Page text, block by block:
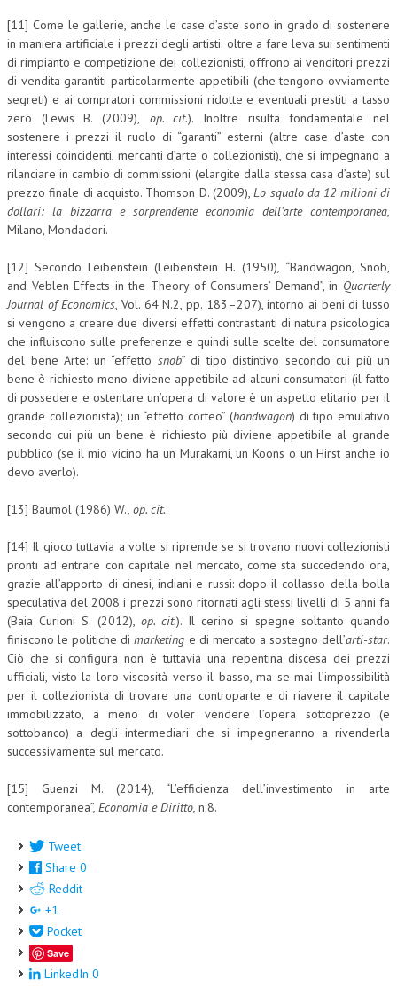
[11] Come le gallerie, anche le case d’aste sono in grado di sostenere
in maniera artificiale i prezzi degli artisti: oltre a fare leva sui sentimenti
di rimpianto e competizione dei collezionisti, offrono ai venditori prezzi
di vendita garantiti particolarmente appetibili (che tengono ovviamente
segreti) e ai compratori commissioni ridotte e eventuali prestiti a tasso
zero (Lewis B. (2009), op. cit.). Inoltre risulta fondamentale nel
sostenere i prezzi il ruolo di “garanti” esterni (altre case d’aste con
interessi coincidenti, mercanti d’arte o collezionisti), che si impegnano a
rilanciare in cambio di commissioni (elargite dalla stessa casa d’aste) sul
prezzo finale di acquisto. Thomson D. (2009),Lo squalo da 12 milioni di
dollari: la bizzarra e sorprendente economia dell’arte contemporanea,
Milano, Mondadori.
[12] Secondo Leibenstein (Leibenstein H. (1950), “Bandwagon, Snob,
and Veblen Effects in the Theory of Consumers’ Demand”, in Quarterly
Journal of Economics, Vol. 64 N.2, pp. 183–207), intorno ai beni di lusso
si vengono a creare due diversi effetti contrastanti di natura psicologica
che influiscono sulle preferenze e quindi sulle scelte del consumatore
del bene Arte: un “effetto snob” di tipo distintivo secondo cui più un
bene è richiesto meno diviene appetibile ad alcuni consumatori (il fatto
di possedere e ostentare un’opera di valore è un aspetto elitario per il
grande collezionista); un “effetto corteo” (bandwagon) di tipo emulativo
secondo cui più un bene è richiesto più diviene appetibile al grande
pubblico (se il mio vicino ha un Murakami, un Koons o un Hirst anche io
devo averlo).
[13] Baumol (1986) W., op. cit..
[14] Il gioco tuttavia a volte si riprende se si trovano nuovi collezionisti
pronti ad entrare con capitale nel mercato, come sta succedendo ora,
grazie all’apporto di cinesi, indiani e russi: dopo il collasso della bolla
speculativa del 2008 i prezzi sono ritornati agli stessi livelli di 5 anni fa
(Baia Curioni S. (2012), op. cit.). Il cerino si spegne soltanto quando
finiscono le politiche dimarketing e di mercato a sostegno dell’arti-star.
Ciò che si configura non è tuttavia una repentina discesa dei prezzi
ufficiali, visto la loro viscosità verso il basso, ma se mai l’impossibilità
per il collezionista di trovare una controparte e di riavere il capitale
immobilizzato, a meno di voler vendere l’opera sottoprezzo (e
sottobanco) a degli intermediari che si impegneranno a rivenderla
successivamente sul mercato.
[15] Guenzi M. (2014), “L’efficienza dell’investimento in arte
contemporanea”, Economia e Diritto, n.8.
Tweet
Share 0
Reddit
+1
Pocket
Save
LinkedIn 0